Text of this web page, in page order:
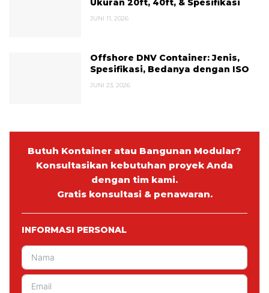
Ukuran 20ft, 40ft, & Spesifikasi
JUNI 11, 2026
Offshore DNV Container: Jenis,
Spesifikasi, Bedanya dengan ISO
JUNI 23, 2026
Butuh Kontainer atau Bangunan Modular?
Konsultasikan kebutuhan proyek Anda
dengan tim kami.
Gratis konsultasi & penawaran.
INFORMASI PERSONAL